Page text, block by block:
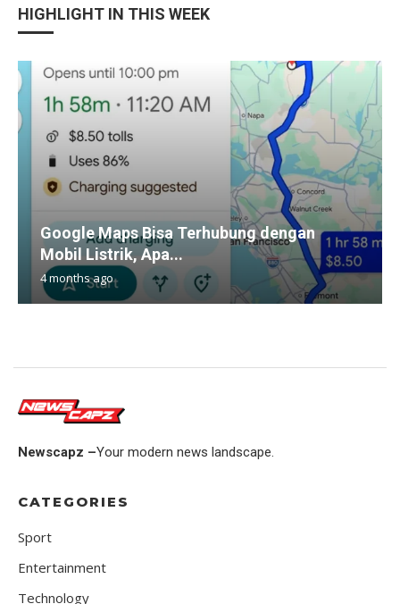
HIGHLIGHT IN THIS WEEK
Google Maps Bisa Terhubung dengan
Mobil Listrik, Apa...
4 months ago
Newscapz –Your modern news landscape.
CATEGORIES
Sport
Entertainment
Technology